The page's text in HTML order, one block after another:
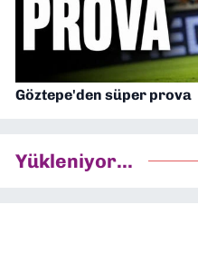
Göztepe'den süper prova
Yükleniyor...